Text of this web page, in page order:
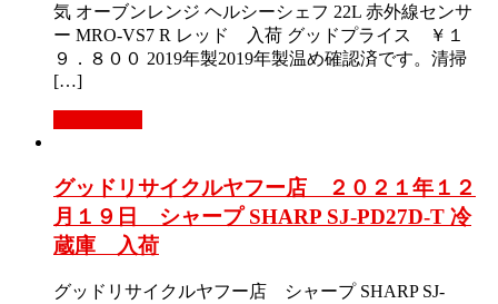
気 オーブンレンジ ヘルシーシェフ 22L 赤外線センサ
ー MRO-VS7 R レッド 入荷 グッドプライス ￥１
９．８００ 2019年製2019年製温め確認済です。清掃
[…]
グッドリサイクルヤフー店 ２０２１年１２
月１９日 シャープ SHARP SJ-PD27D-T 冷
蔵庫 入荷
グッドリサイクルヤフー店 シャープ SHARP SJ-